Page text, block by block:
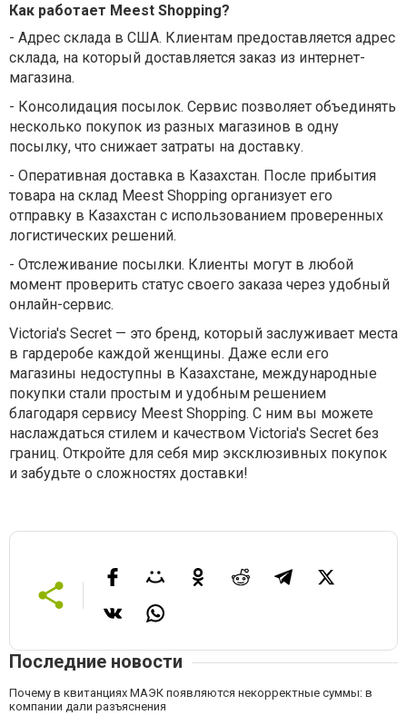
Как работает Meest Shopping?
- Адрес склада в США. Клиентам предоставляется адрес
склада, на который доставляется заказ из интернет-
магазина.
- Консолидация посылок. Сервис позволяет объединять
несколько покупок из разных магазинов в одну
посылку, что снижает затраты на доставку.
- Оперативная доставка в Казахстан. После прибытия
товара на склад Meest Shopping организует его
отправку в Казахстан с использованием проверенных
логистических решений.
- Отслеживание посылки. Клиенты могут в любой
момент проверить статус своего заказа через удобный
онлайн-сервис.
Victoria's Secret — это бренд, который заслуживает места
в гардеробе каждой женщины. Даже если его
магазины недоступны в Казахстане, международные
покупки стали простым и удобным решением
благодаря сервису Meest Shopping. С ним вы можете
наслаждаться стилем и качеством Victoria's Secret без
границ. Откройте для себя мир эксклюзивных покупок
и забудьте о сложностях доставки!
Последние новости
Почему в квитанциях МАЭК появляются некорректные суммы: в
компании дали разъяснения